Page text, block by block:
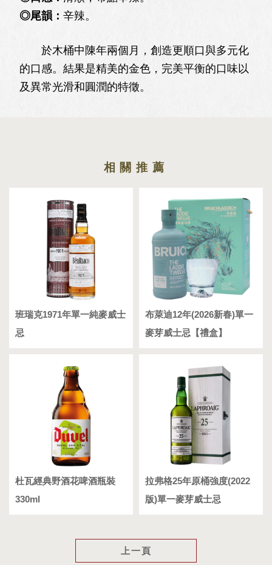
◎尾韻：辛辣。
於木桶中陳年兩個月，創造更順口與多元化
的口感。結果是精美的金色，完美平衡的口味以
及異常光滑和圓潤的特徵。
班瑞克1971年單一純麥威士
忌
布萊迪12年(2026新春)單一
麥芽威士忌【禮盒】
杜瓦經典野酒花啤酒瓶裝
330ml
拉弗格25年原桶強度(2022
版)單一麥芽威士忌
上一頁